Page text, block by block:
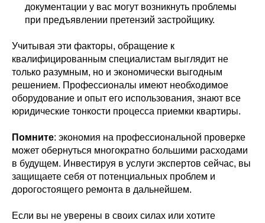
документации у вас могут возникнуть проблемы
при предъявлении претензий застройщику.
Учитывая эти факторы, обращение к
квалифицированным специалистам выглядит не
только разумным, но и экономически выгодным
решением. Профессионалы имеют необходимое
оборудование и опыт его использования, знают все
юридические тонкости процесса приемки квартиры.
Помните: экономия на профессиональной проверке
может обернуться многократно большими расходами
в будущем. Инвестируя в услуги экспертов сейчас, вы
защищаете себя от потенциальных проблем и
дорогостоящего ремонта в дальнейшем.
Если вы не уверены в своих силах или хотите